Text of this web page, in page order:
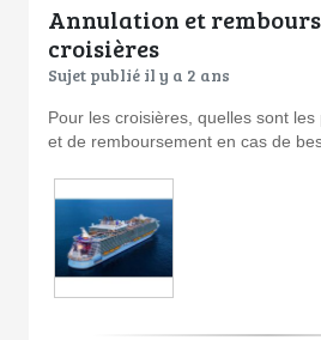
Annulation et
croisières
Sujet publié il y a 2 ans
Pour les croisières, quelles sont
et de remboursement en cas de